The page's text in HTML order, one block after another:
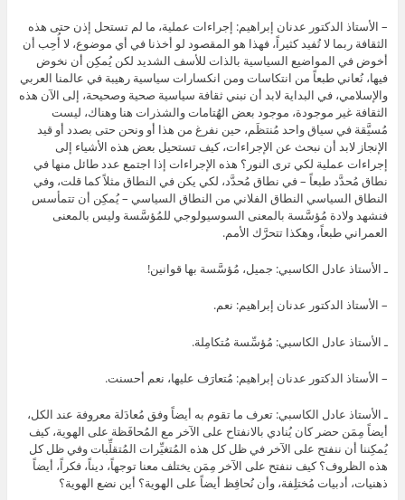
– الأستاذ الدكتور عدنان إبراهيم: إجراءات عملية، ما لم تستحل إذن حتى هذه
الثقافة ربما لا تُفيد كثيراً، فهذا هو المقصود لو أخذنا في أي موضوع، لا أُحِب أن
أخوض في المواضيع السياسية بالذات للأسف الشديد لكن يُمكِن أن نخوض
فيها، نُعاني طبعاً من انتكاسات ومن انكسارات سياسية رهيبة في عالمنا العربي
والإسلامي، في البداية لابد أن نبني ثقافة سياسية صحية وصحيحة، إلى الآن هذه
الثقافة غير موجودة، موجود بعض الهُتامات والشذرات هنا وهناك، ليست
مُسيَّقة في سياق واحد مُنتظَم، حين نفرغ من هذا أو ونحن حتى بصدد أو قيد
الإنجاز لابد أن نبحث عن الإجراءات، كيف تستحيل بعض هذه الأشياء إلى
إجراءات عملية لكي ترى النور؟ هذه الإجراءات إذا اجتمع عدد طائل منها في
نطاق مُحدَّد طبعاً – في نطاق مُحدَّد، لكي يكن في النطاق مثلاً كما قلت، وفي
النطاق السياسي النطاق الفلاني من النطاق السياسي – يُمكِن أن تتمأسس
فنشهد ولادة مُؤسَّسة بالمعنى السوسيولوجي للمُؤسَّسة وليس بالمعنى
العمراني طبعاً، وهكذا تتحرَّك الأمم.
ـ الأستاذ عادل الكاسبي: جميل، مُؤسَّسة بها قوانين!
– الأستاذ الدكتور عدنان إبراهيم: نعم.
ـ الأستاذ عادل الكاسبي: مُؤسِّسة مُتكامِلة.
– الأستاذ الدكتور عدنان إبراهيم: مُتعارَف عليها، نعم أحسنت.
ـ الأستاذ عادل الكاسبي: تعرف ما تقوم به أيضاً وفق مُعادَلة معروفة عند الكل،
أيضاً مِمَن حضر كان يُنادي بالانفتاح على الآخر مع المُحافَظة على الهوية، كيف
يُمكِننا أن ننفتح على الآخر في ظل كل هذه المُتغيِّرات المُتقلِّبات وفي ظل كل
هذه الظروف؟ كيف ننفتح على الآخر مِمَن يختلف معنا توجهاً، ديناً، فكراً، أيضاً
ذهنيات، أدبيات مُختلِفة، وأن نُحافِظ أيضاً على الهوية؟ أين نضع الهوية؟